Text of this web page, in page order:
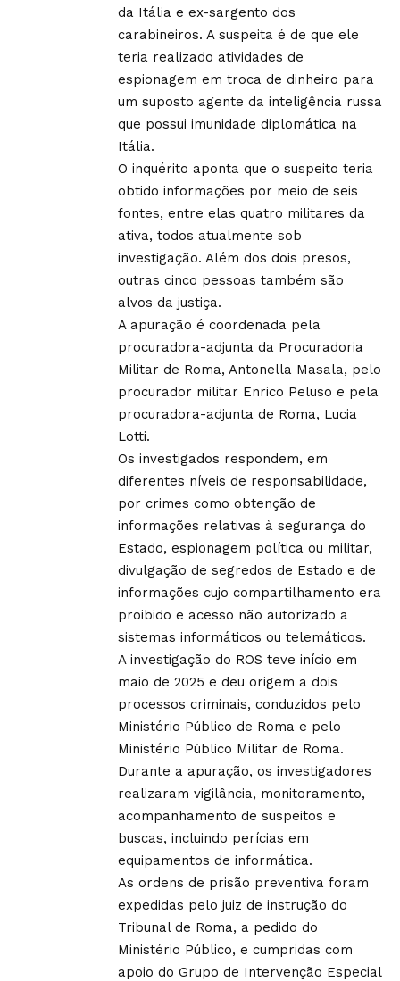
da Itália e ex-sargento dos
carabineiros. A suspeita é de que ele
teria realizado atividades de
espionagem em troca de dinheiro para
um suposto agente da inteligência russa
que possui imunidade diplomática na
Itália.
O inquérito aponta que o suspeito teria
obtido informações por meio de seis
fontes, entre elas quatro militares da
ativa, todos atualmente sob
investigação. Além dos dois presos,
outras cinco pessoas também são
alvos da justiça.
A apuração é coordenada pela
procuradora-adjunta da Procuradoria
Militar de Roma, Antonella Masala, pelo
procurador militar Enrico Peluso e pela
procuradora-adjunta de Roma, Lucia
Lotti.
Os investigados respondem, em
diferentes níveis de responsabilidade,
por crimes como obtenção de
informações relativas à segurança do
Estado, espionagem política ou militar,
divulgação de segredos de Estado e de
informações cujo compartilhamento era
proibido e acesso não autorizado a
sistemas informáticos ou telemáticos.
A investigação do ROS teve início em
maio de 2025 e deu origem a dois
processos criminais, conduzidos pelo
Ministério Público de Roma e pelo
Ministério Público Militar de Roma.
Durante a apuração, os investigadores
realizaram vigilância, monitoramento,
acompanhamento de suspeitos e
buscas, incluindo perícias em
equipamentos de informática.
As ordens de prisão preventiva foram
expedidas pelo juiz de instrução do
Tribunal de Roma, a pedido do
Ministério Público, e cumpridas com
apoio do Grupo de Intervenção Especial